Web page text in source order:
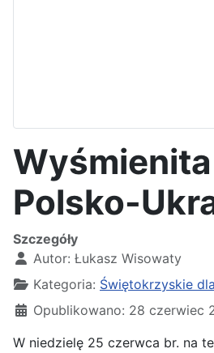
Polsko-
Szczegóły
Autor: Łukasz Wisowaty
Kategoria: Świętokrzyskie
Opublikowano: 28 czerwiec
W niedzielę 25 czerwca br. na